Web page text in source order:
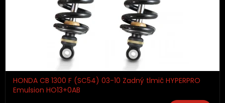
HONDA CB 1300 F (SC54) 03-10 Zadný tlmič HYPERPRO
Emulsion HO13+0AB